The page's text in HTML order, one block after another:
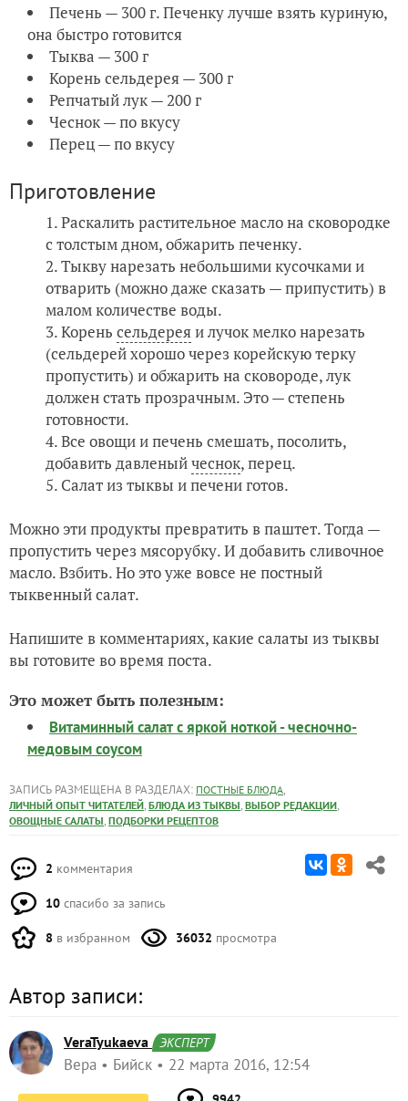
Печень — 300 г. Печенку лучше взять куриную,
она быстро готовится
Тыква — 300 г
Корень сельдерея — 300 г
Репчатый лук — 200 г
Чеснок — по вкусу
Перец — по вкусу
Приготовление
Раскалить растительное масло на сковородке
с толстым дном, обжарить печенку.
Тыкву нарезать небольшими кусочками и
отварить (можно даже сказать — припустить) в
малом количестве воды.
Корень сельдереяи лучок мелко нарезать
(сельдерей хорошо через корейскую терку
пропустить) и обжарить на сковороде, лук
должен стать прозрачным. Это — степень
готовности.
Все овощи и печень смешать, посолить,
добавить давленыйчеснок, перец.
Салат из тыквы и печени готов.
Можно эти продукты превратить в паштет. Тогда —
пропустить через мясорубку. И добавить сливочное
масло. Взбить. Но это уже вовсе не постный
тыквенный салат.
Напишите в комментариях, какие салаты из тыквы
вы готовите во время поста.
Это может быть полезным:
Витаминный салат с яркой ноткой - чесночно-
медовым соусом
ЗАПИСЬ РАЗМЕЩЕНА В РАЗДЕЛАХ: ПОСТНЫЕ БЛЮДА,
ЛИЧНЫЙ ОПЫТ ЧИТАТЕЛЕЙ, БЛЮДА ИЗ ТЫКВЫ, ВЫБОР РЕДАКЦИИ,
ОВОЩНЫЕ САЛАТЫ, ПОДБОРКИ РЕЦЕПТОВ
2 комментария
10 спасибо за запись
8 в избранном 36032 просмотра
Автор записи:
VeraTyukaeva ЭКСПЕРТ
Вера Бийск 22 марта 2016, 12:54